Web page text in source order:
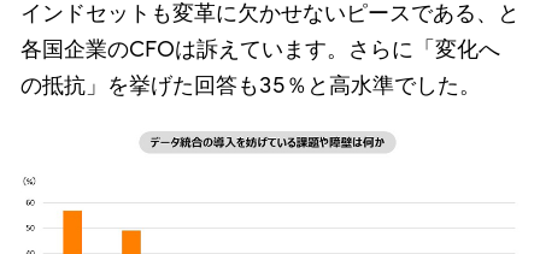
インドセットも変革に欠かせないピースである、と
各国企業のCFOは訴えています。さらに「変化へ
の抵抗」を挙げた回答も35％と高水準でした。